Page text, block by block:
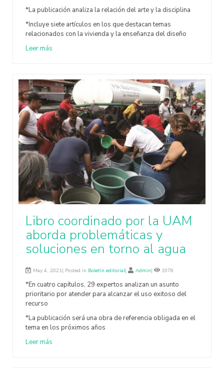
*La publicación analiza la relación del arte y la disciplina
*Incluye siete artículos en los que destacan temas
relacionados con la vivienda y la enseñanza del diseño
Leer más
Libro coordinado por la UAM
aborda problemáticas y
soluciones en torno al agua
May 4, 2021| Posted in Boletín editorial| Admin| 1978
*En cuatro capítulos, 29 expertos analizan un asunto
prioritario por atender para alcanzar el uso exitoso del
recurso
*La publicación será una obra de referencia obligada en el
tema en los próximos años
Leer más